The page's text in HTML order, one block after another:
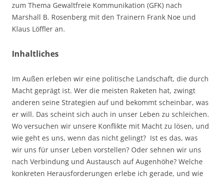
zum Thema Gewaltfreie Kommunikation (GFK) nach
Marshall B. Rosenberg mit den Trainern Frank Noe und
Klaus Löffler an.
Inhaltliches
Im Außen erleben wir eine politische Landschaft, die durch
Macht geprägt ist. Wer die meisten Raketen hat, zwingt
anderen seine Strategien auf und bekommt scheinbar, was
er will. Das scheint sich auch in unser Leben zu schleichen.
Wo versuchen wir unsere Konflikte mit Macht zu lösen, und
wie geht es uns, wenn das nicht gelingt? Ist es das, was
wir uns für unser Leben vorstellen? Oder sehnen wir uns
nach Verbindung und Austausch auf Augenhöhe? Welche
konkreten Herausforderungen erlebe ich gerade, und wie